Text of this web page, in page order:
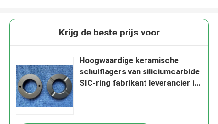
Krijg de beste prijs voor
Hoogwaardige keramische
schuiflagers van siliciumcarbide
SIC-ring fabrikant leverancier in